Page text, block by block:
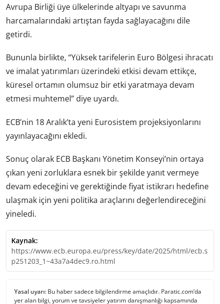
Avrupa Birliği üye ülkelerinde altyapı ve savunma
harcamalarındaki artıştan fayda sağlayacağını dile
getirdi.
Bununla birlikte, “Yüksek tarifelerin Euro Bölgesi ihracatı
ve imalat yatırımları üzerindeki etkisi devam ettikçe,
küresel ortamın olumsuz bir etki yaratmaya devam
etmesi muhtemel” diye uyardı.
ECB’nin 18 Aralık’ta yeni Eurosistem projeksiyonlarını
yayınlayacağını ekledi.
Sonuç olarak ECB Başkanı Yönetim Konseyi’nin ortaya
çıkan yeni zorluklara esnek bir şekilde yanıt vermeye
devam edeceğini ve gerektiğinde fiyat istikrarı hedefine
ulaşmak için yeni politika araçlarını değerlendireceğini
yineledi.
Kaynak:
https://www.ecb.europa.eu/press/key/date/2025/html/ecb.s
p251203_1~43a7a4dec9.ro.html
Yasal uyarı: Bu haber sadece bilgilendirme amaçlıdır. Paratic.com’da
yer alan bilgi, yorum ve tavsiyeler yatırım danışmanlığı kapsamında